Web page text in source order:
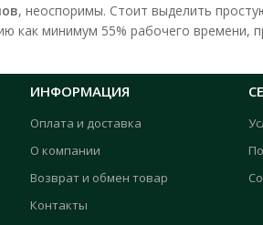
, неоспоримы. Стоит выделить
минимум 55% рабочего времени,
ИНФОРМАЦИЯ
Оплата и доставка
О компании
Возврат и обмен товар
Контакты